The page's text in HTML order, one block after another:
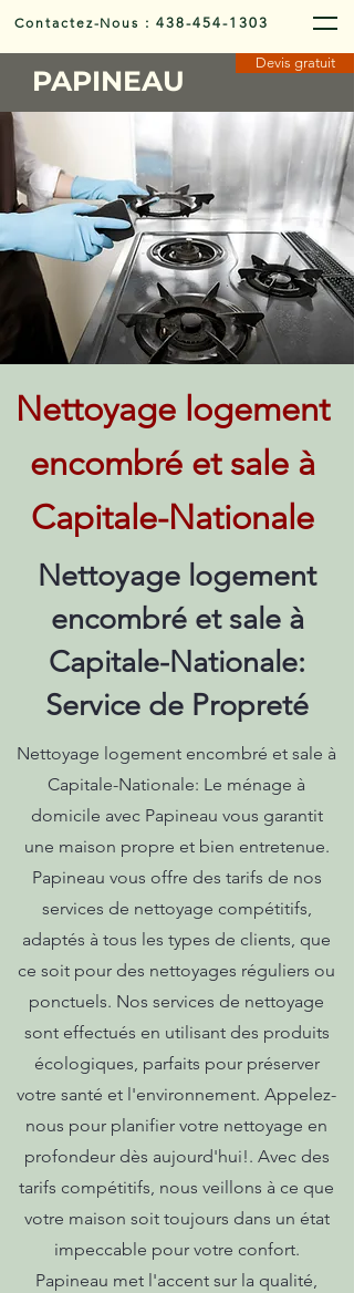
Contactez-Nous :438-454-1303
PAPINEAU
Devis gratuit
Nettoyage logement
encombré et sale à
Capitale-Nationale
Nettoyage logement
encombré et sale à
Capitale-Nationale:
Service de Propreté
Nettoyage logement encombré et sale à
Capitale-Nationale: Le ménage à
domicile avec Papineau vous garantit
une maison propre et bien entretenue.
Papineau vous offre des tarifs de nos
services de nettoyage compétitifs,
adaptés à tous les types de clients, que
ce soit pour des nettoyages réguliers ou
ponctuels. Nos services de nettoyage
sont effectués en utilisant des produits
écologiques, parfaits pour préserver
votre santé et l'environnement. Appelez-
nous pour planifier votre nettoyage en
profondeur dès aujourd'hui!. Avec des
tarifs compétitifs, nous veillons à ce que
votre maison soit toujours dans un état
impeccable pour votre confort.
Papineau met l'accent sur la qualité,